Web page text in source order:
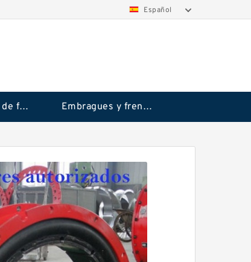
Español
Embrague VC de fricción Rubflex Embragues y frenos VC